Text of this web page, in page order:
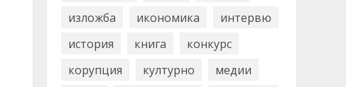
изложба
икономика
интервю
история
книга
конкурс
корупция
културно
медии